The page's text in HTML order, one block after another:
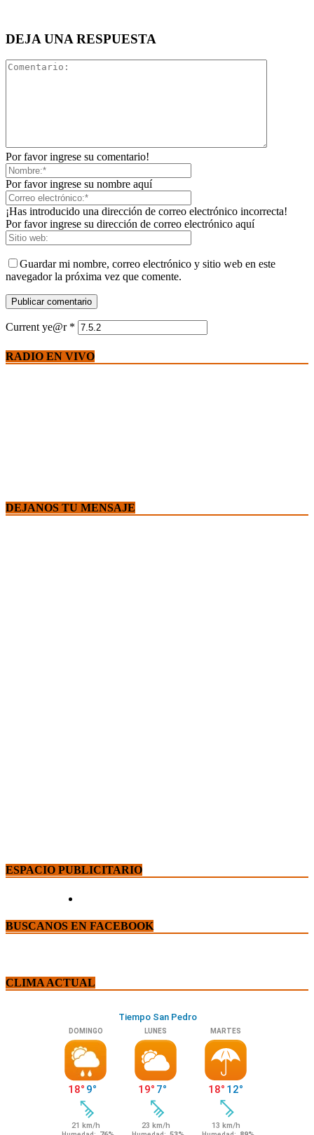
DEJA UNA RESPUESTA
Por favor ingrese su comentario!
Por favor ingrese su nombre aquí
¡Has introducido una dirección de correo electrónico incorrecta!
Por favor ingrese su dirección de correo electrónico aquí
Guardar mi nombre, correo electrónico y sitio web en este
navegador la próxima vez que comente.
Current ye@r *
RADIO EN VIVO
DEJANOS TU MENSAJE
ESPACIO PUBLICITARIO
BUSCANOS EN FACEBOOK
CLIMA ACTUAL